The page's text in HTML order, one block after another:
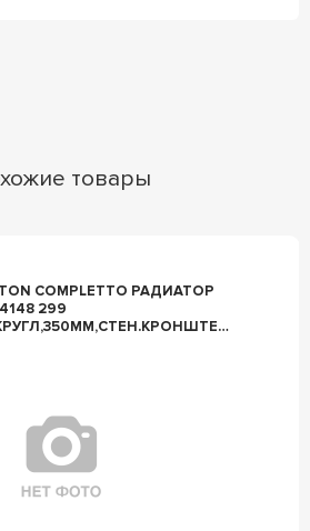
товары
COMPLETTO РАДИАТОР